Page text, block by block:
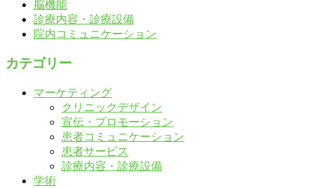
脳機能
診療内容・診療設備
院内コミュニケーション
カテゴリー
マーケティング
クリニックデザイン
宣伝・プロモーション
患者コミュニケーション
患者サービス
診療内容・診療設備
学術